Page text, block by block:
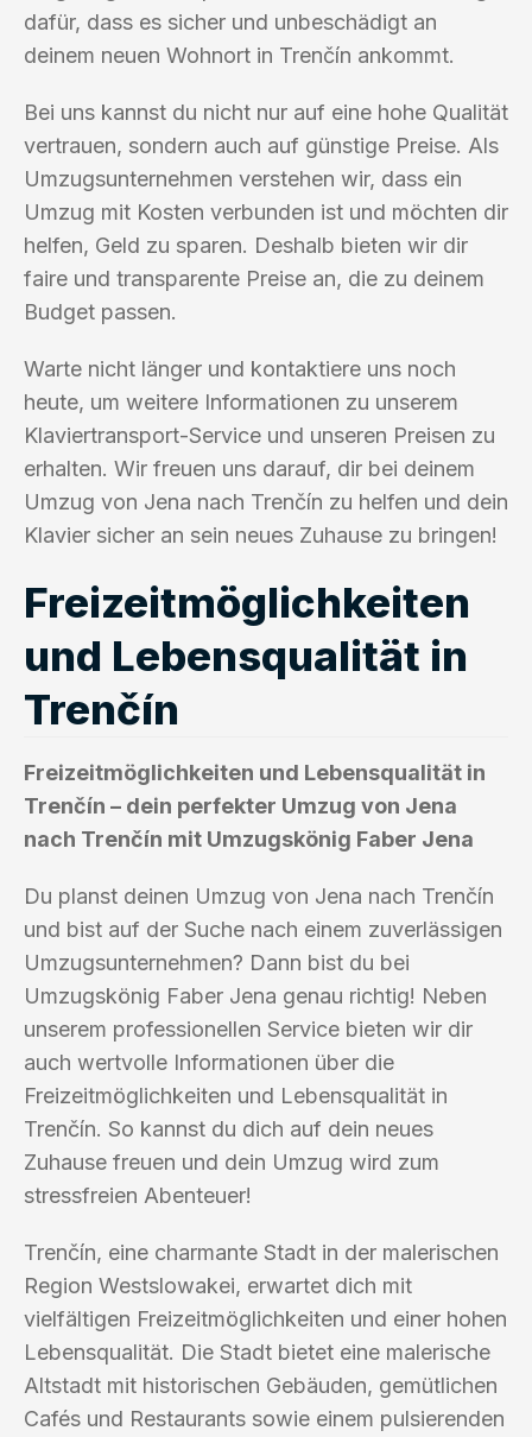
dafür, dass es sicher und unbeschädigt an
deinem neuen Wohnort in Trenčín ankommt.
Bei uns kannst du nicht nur auf eine hohe Qualität
vertrauen, sondern auch auf günstige Preise. Als
Umzugsunternehmen verstehen wir, dass ein
Umzug mit Kosten verbunden ist und möchten dir
helfen, Geld zu sparen. Deshalb bieten wir dir
faire und transparente Preise an, die zu deinem
Budget passen.
Warte nicht länger und kontaktiere uns noch
heute, um weitere Informationen zu unserem
Klaviertransport-Service und unseren Preisen zu
erhalten. Wir freuen uns darauf, dir bei deinem
Umzug von Jena nach Trenčín zu helfen und dein
Klavier sicher an sein neues Zuhause zu bringen!
Freizeitmöglichkeiten
und Lebensqualität in
Trenčín
Freizeitmöglichkeiten und Lebensqualität in
Trenčín – dein perfekter Umzug von Jena
nach Trenčín mit Umzugskönig Faber Jena
Du planst deinen Umzug von Jena nach Trenčín
und bist auf der Suche nach einem zuverlässigen
Umzugsunternehmen? Dann bist du bei
Umzugskönig Faber Jena genau richtig! Neben
unserem professionellen Service bieten wir dir
auch wertvolle Informationen über die
Freizeitmöglichkeiten und Lebensqualität in
Trenčín. So kannst du dich auf dein neues
Zuhause freuen und dein Umzug wird zum
stressfreien Abenteuer!
Trenčín, eine charmante Stadt in der malerischen
Region Westslowakei, erwartet dich mit
vielfältigen Freizeitmöglichkeiten und einer hohen
Lebensqualität. Die Stadt bietet eine malerische
Altstadt mit historischen Gebäuden, gemütlichen
Cafés und Restaurants sowie einem pulsierenden